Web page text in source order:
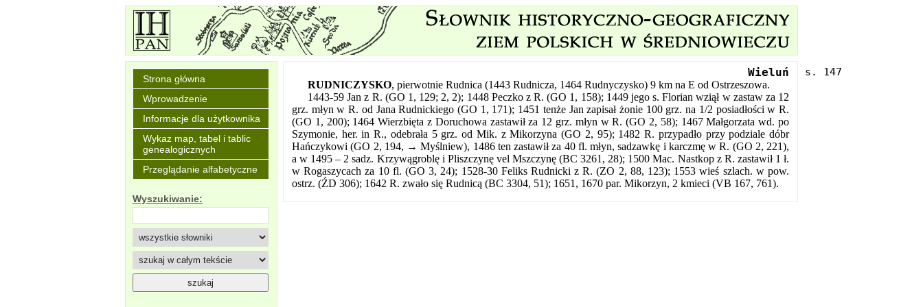
Strona główna
Wprowadzenie
Informacje dla użytkownika
Wykaz map, tabel i tablic
genealogicznych
Przeglądanie alfabetyczne
Wyszukiwanie:
Wieluń
RUDNICZYSKO, pierwotnie Rudnica (1443 Rudnicza, 1464 Rudnyczysko) 9 km na E od Ostrzeszowa.
1443-59 Jan z R. (GO 1, 129; 2, 2); 1448 Peczko z R. (GO 1, 158); 1449 jego s. Florian wziął w zastaw za 12
grz. młyn w R. od Jana Rudnickiego (GO 1, 171); 1451 tenże Jan zapisał żonie 100 grz. na 1/2 posiadłości w R.
(GO 1, 200); 1464 Wierzbięta z Doruchowa zastawił za 12 grz. młyn w R. (GO 2, 58); 1467 Małgorzata wd. po
Szymonie, her. in R., odebrała 5 grz. od Mik. z Mikorzyna (GO 2, 95); 1482 R. przypadło przy podziale dóbr
Hańczykowi (GO 2, 194, → Myślniew), 1486 ten zastawił za 40 fl. młyn, sadzawkę i karczmę w R. (GO 2, 221),
a w 1495 – 2 sadz. Krzywągroblę i Pliszczynę vel Mszczynę (BC 3261, 28); 1500 Mac. Nastkop z R. zastawił 1 ł.
w Rogaszycach za 10 fl. (GO 3, 24); 1528-30 Feliks Rudnicki z R. (ZO 2, 88, 123); 1553 wieś szlach. w pow.
ostrz. (ŹD 306); 1642 R. zwało się Rudnicą (BC 3304, 51); 1651, 1670 par. Mikorzyn, 2 kmieci (VB 167, 761).